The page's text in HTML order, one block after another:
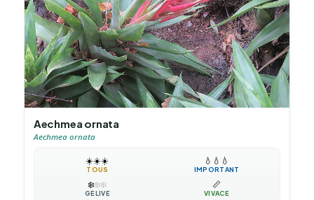
Aechmea ornata
Aechmea ornata
☀️☀️☀️
TOUS
💧 💧 💧
IMPORTANT
❄️❄️❄️
GÉLIVE
📏
VIVACE